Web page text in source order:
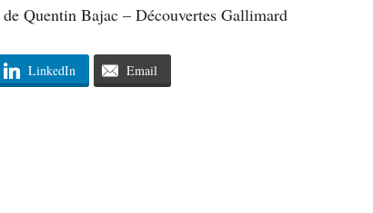
de Quentin Bajac – Découvertes Gallimard
LinkedIn Email